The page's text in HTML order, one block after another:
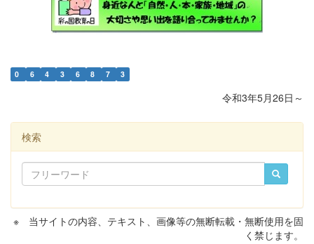
0 6 4 3 6 8 7 3
令和3年5月26日～
検索
※ 当サイトの内容、テキスト、画像等の無断転載・無断使用を固
く禁じます。